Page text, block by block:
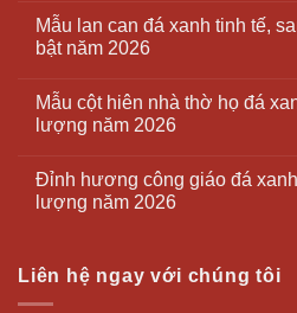
Mẫu lan can đá xanh tinh tế,
bật năm 2026
Mẫu cột hiên nhà thờ họ đá
lượng năm 2026
Đỉnh hương công giáo đá
lượng năm 2026
Liên hệ ngay với chúng tôi